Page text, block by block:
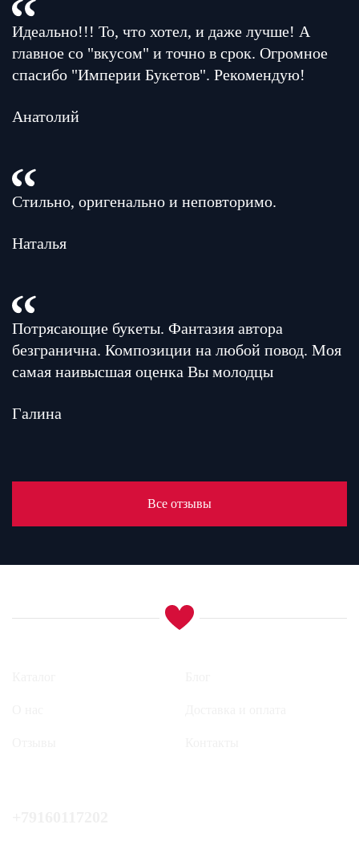
Идеально!!! То, что хотел, и даже лучше! А
главное со "вкусом" и точно в срок. Огромное
спасибо "Империи Букетов". Рекомендую!
Анатолий
Стильно, оригенально и неповторимо.
Наталья
Потрясающие букеты. Фантазия автора
безгранична. Композиции на любой повод. Моя
самая наивысшая оценка Вы молодцы
Галина
Все отзывы